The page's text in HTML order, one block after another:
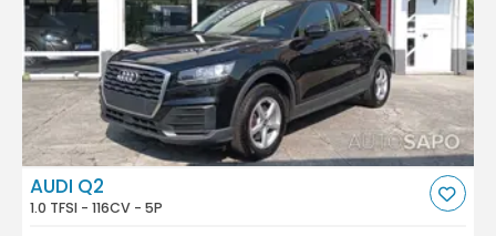
AUDI Q2
1.0 TFSI - 116CV - 5P